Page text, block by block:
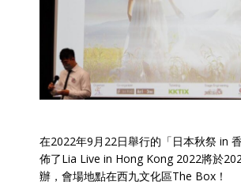
在2022年9月22日舉行的「日本秋祭 in
佈了Lia Live in Hong Kong 2022將於
辦，會場地點在西九文化區The Box！